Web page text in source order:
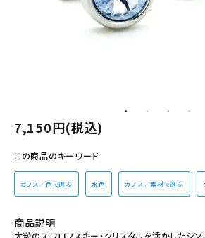
修理・交換
カフス相談室
7,150円(税込)
この商品のキーワード
カフス／色で選ぶ 水色 カフス／素材で選ぶ
商品説明
大粒のスワロフスキー・クリスタルを活かしたシン